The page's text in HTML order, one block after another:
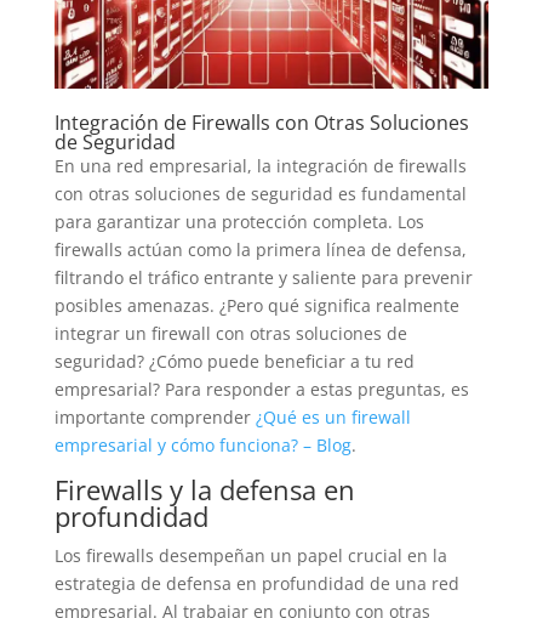
Integración de Firewalls con Otras Soluciones
de Seguridad
En una red empresarial, la integración de firewalls
con otras soluciones de seguridad es fundamental
para garantizar una protección completa. Los
firewalls actúan como la primera línea de defensa,
filtrando el tráfico entrante y saliente para prevenir
posibles amenazas. ¿Pero qué significa realmente
integrar un firewall con otras soluciones de
seguridad? ¿Cómo puede beneficiar a tu red
empresarial? Para responder a estas preguntas, es
importante comprender ¿Qué es un firewall
empresarial y cómo funciona? – Blog.
Firewalls y la defensa en
profundidad
Los firewalls desempeñan un papel crucial en la
estrategia de defensa en profundidad de una red
empresarial. Al trabajar en conjunto con otras